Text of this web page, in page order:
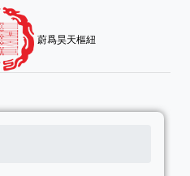
蔚爲昊天樞紐